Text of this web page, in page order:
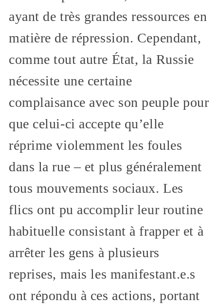
ayant de très grandes ressources en
matière de répression. Cependant,
comme tout autre État, la Russie
nécessite une certaine
complaisance avec son peuple pour
que celui-ci accepte qu’elle
réprime violemment les foules
dans la rue – et plus généralement
tous mouvements sociaux. Les
flics ont pu accomplir leur routine
habituelle consistant à frapper et à
arrêter les gens à plusieurs
reprises, mais les manifestant.e.s
ont répondu à ces actions, portant